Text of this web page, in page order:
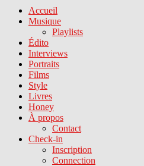
Accueil
Musique
Playlists
Édito
Interviews
Portraits
Films
Style
Livres
Honey
À propos
Contact
Check-in
Inscription
Connection